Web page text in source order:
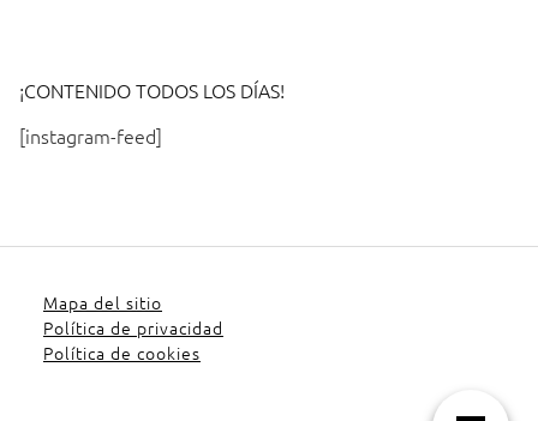
¡CONTENIDO TODOS LOS DÍAS!
[instagram-feed]
Mapa del sitio
Política de privacidad
Política de cookies